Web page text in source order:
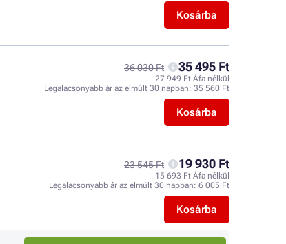
Kosárba
36 030 Ft 35 495 Ft
27 949 Ft Áfa nélkül
Legalacsonyabb ár az elmúlt 30 napban: 35 560 Ft
Kosárba
23 545 Ft 19 930 Ft
15 693 Ft Áfa nélkül
Legalacsonyabb ár az elmúlt 30 napban: 6 005 Ft
Kosárba